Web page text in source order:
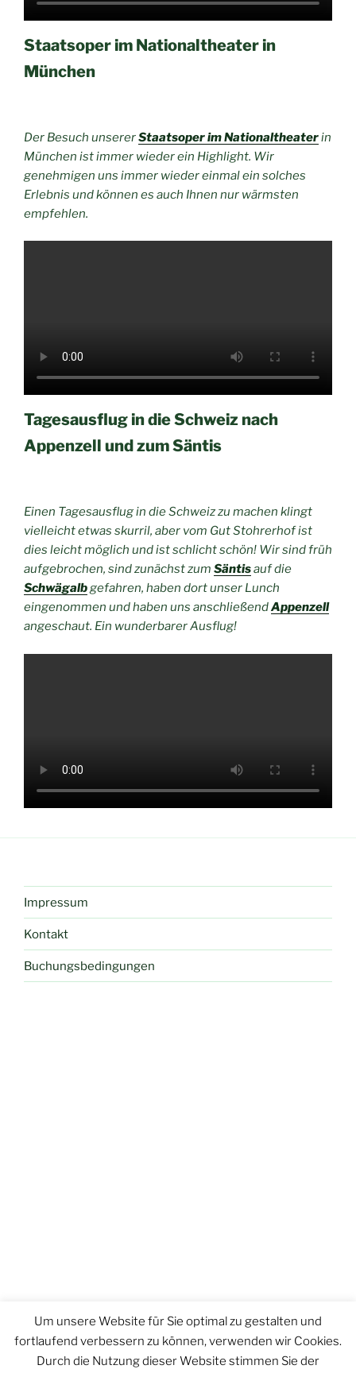
Staatsoper im Nationaltheater in
München
Der Besuch unsererStaatsoper im Nationaltheaterin
München ist immer wieder ein Highlight. Wir
genehmigen uns immer wieder einmal ein solches
Erlebnis und können es auch Ihnen nur wärmsten
empfehlen.
Tagesausflug in die Schweiz nach
Appenzell und zum Säntis
Einen Tagesausflug in die Schweiz zu machen klingt
vielleicht etwas skurril, aber vom Gut Stohrerhof ist
dies leicht möglich und ist schlicht schön! Wir sind früh
aufgebrochen, sind zunächst zum Säntisauf die
Schwägalbgefahren, haben dort unser Lunch
eingenommen und haben uns anschließendAppenzell
angeschaut. Ein wunderbarer Ausflug!
Impressum
Kontakt
Buchungsbedingungen
Um unsere Website für Sie optimal zu gestalten und
fortlaufend verbessern zu können, verwenden wir Cookies.
Durch die Nutzung dieser Website stimmen Sie der